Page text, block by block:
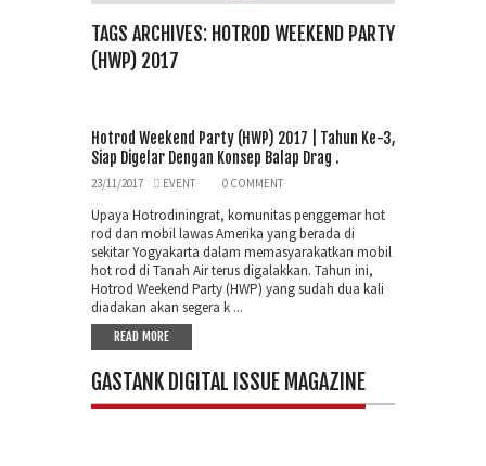
TAGS ARCHIVES: HOTROD WEEKEND PARTY
(HWP) 2017
Hotrod Weekend Party (HWP) 2017 | Tahun Ke-3,
Siap Digelar Dengan Konsep Balap Drag .
23/11/2017 EVENT 0 COMMENT
Upaya Hotrodiningrat, komunitas penggemar hot
rod dan mobil lawas Amerika yang berada di
sekitar Yogyakarta dalam memasyarakatkan mobil
hot rod di Tanah Air terus digalakkan. Tahun ini,
Hotrod Weekend Party (HWP) yang sudah dua kali
diadakan akan segera k ...
READ MORE
GASTANK DIGITAL ISSUE MAGAZINE